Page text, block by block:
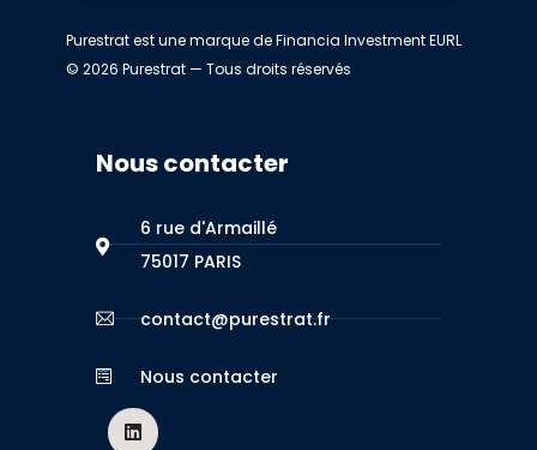
Purestrat est une marque de Financia Investment EURL
© 2026 Purestrat — Tous droits réservés
Nous contacter
6 rue d'Armaillé
75017 PARIS
contact@purestrat.fr
Nous contacter